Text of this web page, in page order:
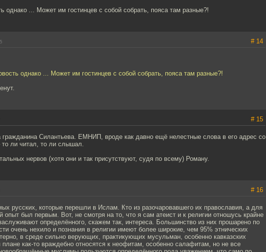
однако ... Может им гостинцев с собой собрать, пояса там разные?!
# 14
однако ... Может им гостинцев с собой собрать, пояса там разные?!
# 15
гражданина Силантьева. ЕМНИП, вроде как давно ещё нелестные слова в его адрес со
то ли читал, то ли слышал.
нервов (хотя они и так присутствуют, судя по всему) Роману.
# 16
русских, которые перешли в Ислам. Кто из разочаровавшего их православия, а для
опыт был первым. Вот, не смотря на то, что я сам атеист и к религии отношусь крайне
определённого, скажем так, интереса. Большинство из них прошарено по
очень нехило и познания в религии имеют более широкие, чем 95% этнических
в среде сильно верующих, практикующих мусульман, особенно кавказских
плане как-то враждебно относятся к неофитам, особенно салафитам, но не все